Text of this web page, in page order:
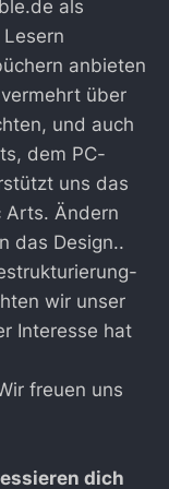
als
anbieten
über
und auch
dem PC-
uns das
Arts. Ändern
das Design..
wir unser
Interesse hat
freuen uns
dich